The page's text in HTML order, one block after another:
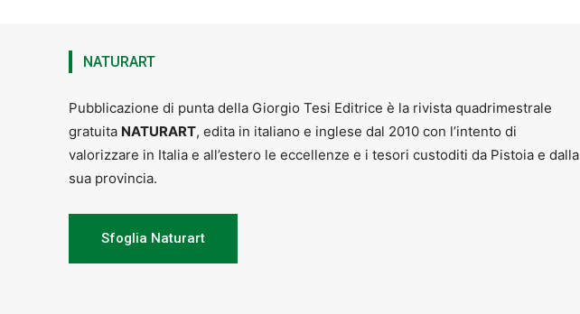
NATURART
Pubblicazione di punta della Giorgio Tesi Editrice è la rivista quadrimestrale
gratuita NATURART, edita in italiano e inglese dal 2010 con l’intento di
valorizzare in Italia e all’estero le eccellenze e i tesori custoditi da Pistoia e dalla
sua provincia.
Sfoglia Naturart